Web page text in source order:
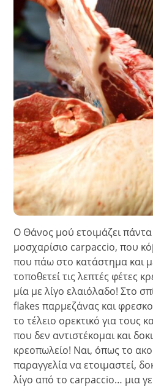
Ο Θάνος μού ετοιμάζει
μοσχαρίσιο carpaccio, που
που πάω στο κατάστημα και
τοποθετεί τις λεπτές φέτες
μία με λίγο ελαιόλαδο! Στο
flakes παρμεζάνας και
το τέλειο ορεκτικό για τους
που δεν αντιστέκομαι και
κρεοπωλείο! Ναι, όπως το
παραγγελία να ετοιμαστεί,
λίγο από το carpaccio… μια